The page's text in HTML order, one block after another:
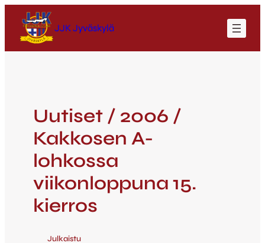
JJK Jyväskylä
Uutiset / 2006 /
Kakkosen A-
lohkossa
viikonloppuna 15.
kierros
Julkaistu